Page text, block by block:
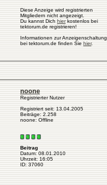
Diese Anzeige wird registrierten
Mitgliedern nicht angezeigt.
Du kannst Dich hierkostenlos bei
tektorum.de registrieren!
Informationen zur Anzeigenschaltung
bei tektorum.de finden Sie hier.
noone
Registrierter Nutzer
Registriert seit: 13.04.2005
Beiträge: 2.258
noone: Offline
Beitrag
Datum: 08.01.2010
Uhrzeit: 16:05
ID: 37060